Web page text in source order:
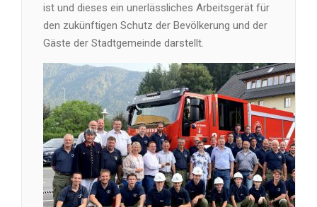
ist und dieses ein unerlässliches Arbeitsgerät für
den zukünftigen Schutz der Bevölkerung und der
Gäste der Stadtgemeinde darstellt.